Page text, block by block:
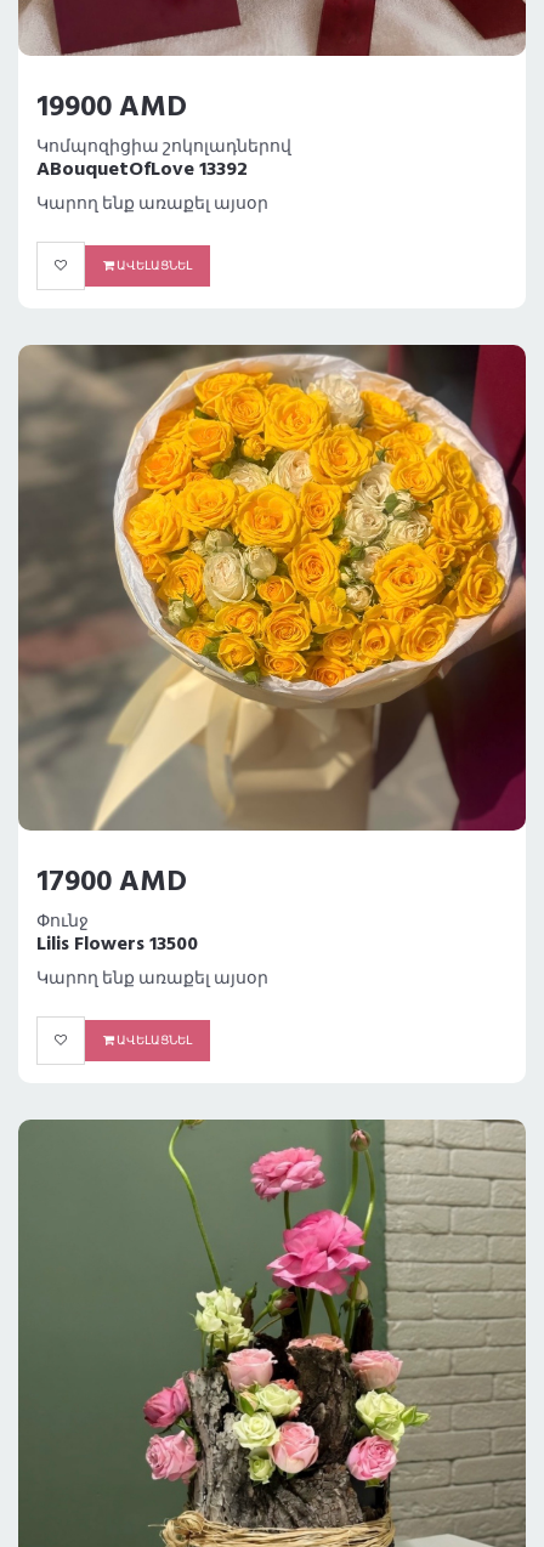
19900 AMD
Կոմպոզիցիա շոկոլադներով
ABouquetOfLove 13392
Կարող ենք առաքել այսօր
ԱՎԵԼԱՑՆԵԼ
17900 AMD
Փունջ
Lilis Flowers 13500
Կարող ենք առաքել այսօր
ԱՎԵԼԱՑՆԵԼ